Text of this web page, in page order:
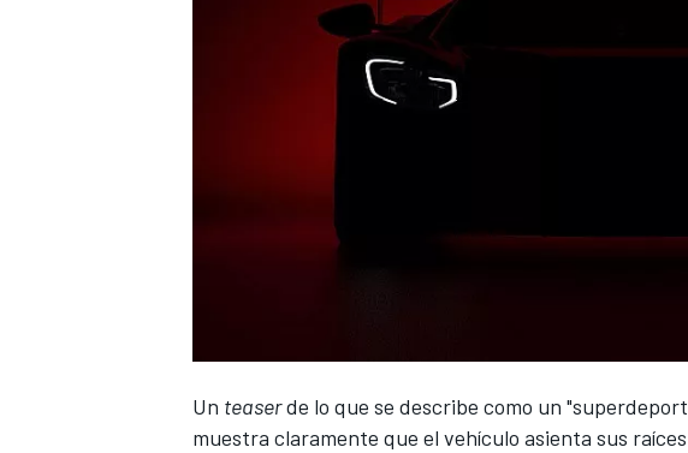
Un teaserde lo que se describe como un
muestra claramente que el vehículo asienta sus